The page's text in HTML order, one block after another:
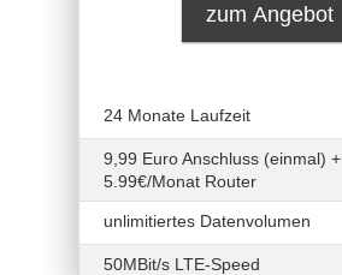
zum Angebot
24 Monate Laufzeit
9,99 Euro Anschluss (einmal) +
5.99€/Monat Router
unlimitiertes Datenvolumen
50MBit/s LTE-Speed